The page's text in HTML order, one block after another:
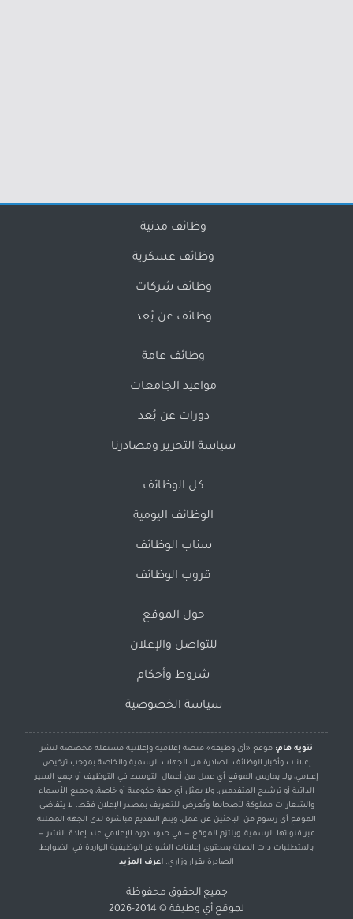
وظائف مدنية
وظائف عسكرية
وظائف شركات
وظائف عن بُعد
وظائف عامة
مواعيد الجامعات
دورات عن بُعد
سياسة التحرير ومصادرنا
كل الوظائف
الوظائف اليومية
سناب الوظائف
قروب الوظائف
حول الموقع
للتواصل والإعلان
شروط وأحكام
سياسة الخصوصية
تنويه هام: موقع «أي وظيفة» منصة إعلامية وإعلانية مستقلة مخصصة لنشر
إعلانات وأخبار الوظائف الصادرة من الجهات الرسمية والخاصة بموجب ترخيص
إعلامي، ولا يمارس الموقع أي عمل من أعمال التوسط في التوظيف أو جمع السير
الذاتية أو ترشيح المتقدمين، ولا يمثل أي جهة حكومية أو خاصة، وجميع الأسماء
والشعارات مملوكة لأصحابها وتُعرض للتعريف بمصدر الإعلان فقط. لا يتقاضى
الموقع أي رسوم من الباحثين عن عمل، ويتم التقديم مباشرة لدى الجهة المعلنة
عبر قنواتها الرسمية، ويلتزم الموقع — في حدود دوره الإعلامي عند إعادة النشر —
بالمتطلبات ذات الصلة بمحتوى إعلانات الشواغر الوظيفية الواردة في الضوابط
الصادرة بقرار وزاري. اعرف المزيد
جميع الحقوق محفوظة
لموقع أي وظيفة © 2014-2026